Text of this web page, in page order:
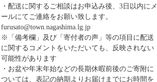
・配送に関するご相談はお申込み後、3日以内にメ
ールにてご連絡をお願い致します。
furusato@town.nagashima.lg.jp
※「備考欄」及び「寄付者の声」等の項目に配送
に関するコメントをいただいても、反映されない
可能性があります
・お盆や年末年始などの長期休暇前後のご寄附に
ついては、表記の納期よりお届けまでにお時間を